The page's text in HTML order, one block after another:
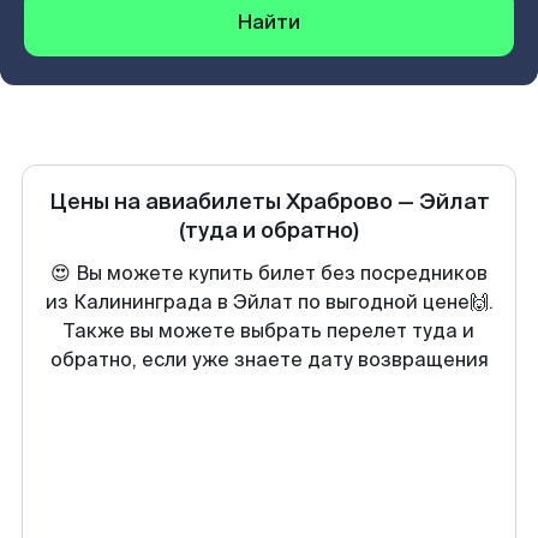
Найти
Цены на авиабилеты Храброво— Эйлат
(туда и обратно)
😍 Вы можете купить билет без посредников
из Калининграда в Эйлат по выгодной цене🙌.
Также вы можете выбрать перелет туда и
обратно, если уже знаете дату возвращения